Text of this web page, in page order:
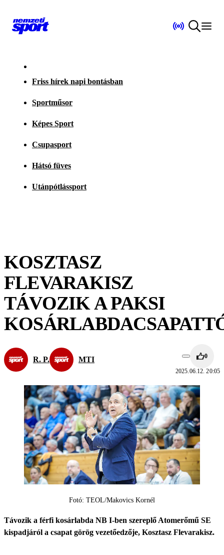
Friss hírek napi bontásban
Sportműsor
Képes Sport
Csupasport
Hátsó füves
Utánpótlássport
KOSZTASZ
FLEVARAKISZ
TÁVOZIK A PAKSI
R. P. MTI 0
2025.06.12. 20:05
Fotó: TEOL/Makovics Kornél
Távozik a férfi kosárlabda NB I-ben szereplő Atomerőmű SE
kispadjáról a csapat görög vezetőedzője, Kosztasz Flevarakisz.